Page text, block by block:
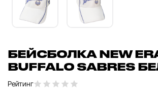
БЕЙСБОЛКА NEW
BUFFALO SABRES
Рейтинг